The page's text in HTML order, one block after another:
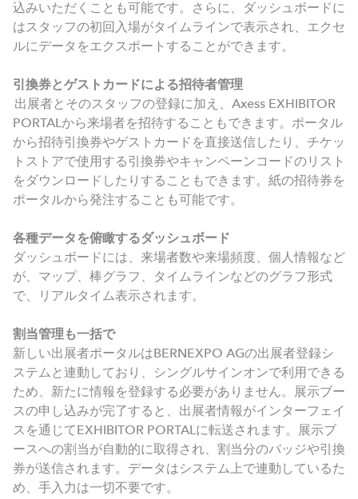
込みいただくことも可能です。さらに、ダッシュボードに
はスタッフの初回入場がタイムラインで表示され、エクセ
ルにデータをエクスポートすることができます。
引換券とゲストカードによる招待者管理
出展者とそのスタッフの登録に加え、Axess EXHIBITOR
PORTALから来場者を招待することもできます。ポータル
から招待引換券やゲストカードを直接送信したり、チケッ
トストアで使用する引換券やキャンペーンコードのリスト
をダウンロードしたりすることもできます。紙の招待券を
ポータルから発注することも可能です。
各種データを俯瞰するダッシュボード
ダッシュボードには、来場者数や来場頻度、個人情報など
が、マップ、棒グラフ、タイムラインなどのグラフ形式
で、リアルタイム表示されます。
割当管理も一括で
新しい出展者ポータルはBERNEXPO AGの出展者登録シ
ステムと連動しており、シングルサインオンで利用できる
ため、新たに情報を登録する必要がありません。展示ブー
スの申し込みが完了すると、出展者情報がインターフェイ
スを通じてEXHIBITOR PORTALに転送されます。展示ブ
ースへの割当が自動的に取得され、割当分のバッジや引換
券が送信されます。データはシステム上で連動しているた
め、手入力は一切不要です。